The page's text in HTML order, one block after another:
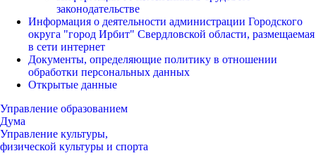
законодательстве
Информация о деятельности администрации Городского
округа "город Ирбит" Свердловской области, размещаемая
в сети интернет
Документы, определяющие политику в отношении
обработки персональных данных
Открытые данные
Управление образованием
Дума
Управление культуры,
физической культуры и спорта